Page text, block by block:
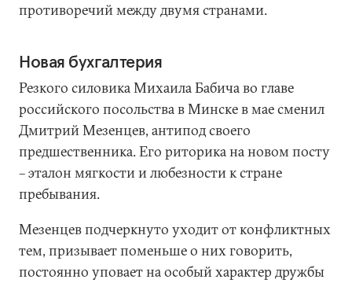
противоречий между двумя странами.
Новая бухгалтерия
Резкого силовика Михаила Бабича во главе
российского посольства в Минске в мае сменил
Дмитрий Мезенцев, антипод своего
предшественника. Его риторика на новом посту
– эталон мягкости и любезности к стране
пребывания.
Мезенцев подчеркнуто уходит от конфликтных
тем, призывает поменьше о них говорить,
постоянно уповает на особый характер дружбы